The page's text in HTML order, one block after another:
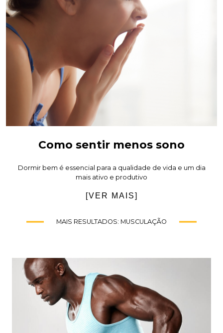
Como sentir menos sono
Dormir bem é essencial para a qualidade de vida e um dia
mais ativo e produtivo
[VER MAIS]
MAIS RESULTADOS: MUSCULAÇÃO